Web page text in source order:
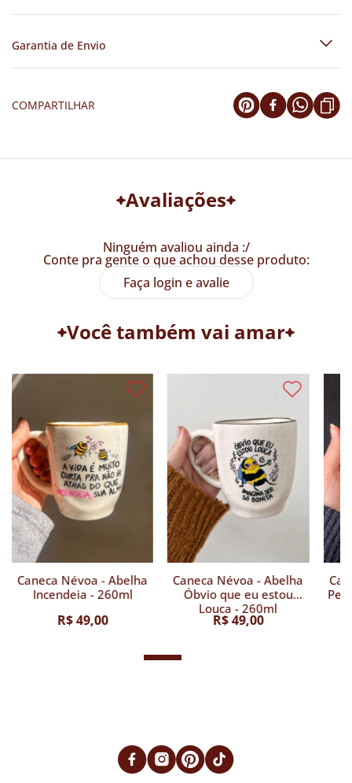
Garantia de Envio
COMPARTILHAR
Avaliações
Ninguém avaliou ainda :/
Conte pra gente o que achou desse produto:
Faça login e avalie
Você também vai amar
Caneca Névoa - Abelha
Incendeia - 260ml
R$ 49,00
Caneca Névoa - Abelha
Óbvio que eu estou
Louca - 260ml
R$ 49,00